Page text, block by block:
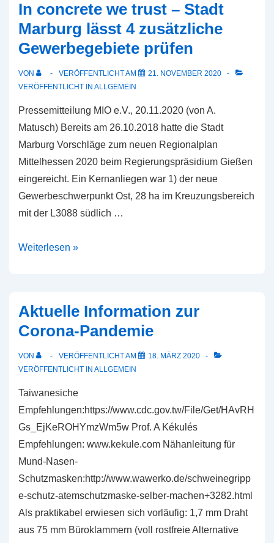
bei
unvollständiger
Grundimmunisierung
In concrete we trust – Stadt
Marburg lässt 4 zusätzliche
Gewerbegebiete prüfen
VON VERÖFFENTLICHT AM
21. NOVEMBER 2020
VERÖFFENTLICHT IN ALLGEMEIN
Pressemitteilung MIO e.V., 20.11.2020 (von A.
Matusch) Bereits am 26.10.2018 hatte die Stadt
Marburg Vorschläge zum neuen Regionalplan
Mittelhessen 2020 beim Regierungspräsidium Gießen
eingereicht. Ein Kernanliegen war 1) der neue
Gewerbeschwerpunkt Ost, 28 ha im Kreuzungsbereich
mit der L3088 südlich …
In
–
Stadt
Marburg
lässt
Gewerbegebiete
prüfen
Weiterlesen »
Aktuelle Information zur
Corona-Pandemie
VON VERÖFFENTLICHT AM
18. MÄRZ 2020
VERÖFFENTLICHT IN ALLGEMEIN
Taiwanesiche
Empfehlungen:https://www.cdc.gov.tw/File/Get/HAvRH
Gs_EjKeROHYmzWm5w Prof. A Kékulés
Empfehlungen: www.kekule.com Nähanleitung für
Mund-Nasen-
Schutzmasken:http://www.wawerko.de/schweinegripp
e-schutz-atemschutzmaske-selber-machen+3282.html
Als praktikabel erwiesen sich vorläufig: 1,7 mm Draht
aus 75 mm Büroklammern (voll rostfreie Alternative